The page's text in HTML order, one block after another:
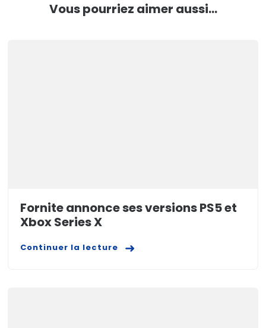
Vous pourriez aimer aussi...
Fornite annonce ses versions PS5 et
Xbox Series X
Continuer la lecture